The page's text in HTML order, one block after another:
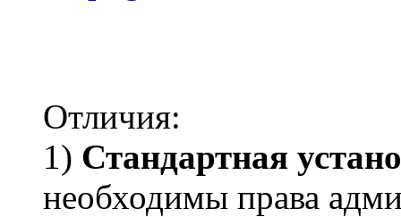
Отличия:
1) Стандартная
необходимы права